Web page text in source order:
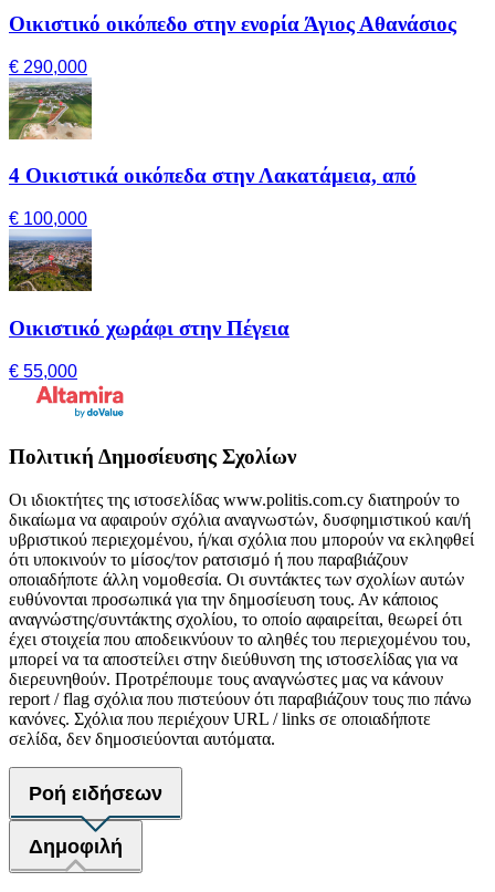
Οικιστικό οικόπεδο στην ενορία Άγιος Αθανάσιος
€ 290,000
4 Οικιστικά οικόπεδα στην Λακατάμεια, από
€ 100,000
Οικιστικό χωράφι στην Πέγεια
€ 55,000
Πολιτική Δημοσίευσης Σχολίων
Οι ιδιοκτήτες της ιστοσελίδας www.politis.com.cy διατηρούν το
δικαίωμα να αφαιρούν σχόλια αναγνωστών, δυσφημιστικού και/ή
υβριστικού περιεχομένου, ή/και σχόλια που μπορούν να εκληφθεί
ότι υποκινούν το μίσος/τον ρατσισμό ή που παραβιάζουν
οποιαδήποτε άλλη νομοθεσία. Οι συντάκτες των σχολίων αυτών
ευθύνονται προσωπικά για την δημοσίευση τους. Αν κάποιος
αναγνώστης/συντάκτης σχολίου, το οποίο αφαιρείται, θεωρεί ότι
έχει στοιχεία που αποδεικνύουν το αληθές του περιεχομένου του,
μπορεί να τα αποστείλει στην διεύθυνση της ιστοσελίδας για να
διερευνηθούν. Προτρέπουμε τους αναγνώστες μας να κάνουν
report / flag σχόλια που πιστεύουν ότι παραβιάζουν τους πιο πάνω
κανόνες. Σχόλια που περιέχουν URL / links σε οποιαδήποτε
σελίδα, δεν δημοσιεύονται αυτόματα.
Ροή ειδήσεων
Δημοφιλή